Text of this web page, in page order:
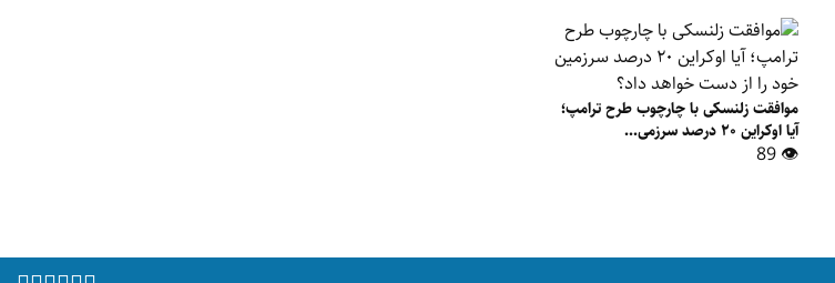
موافقت زلنسکی با چارچوب طرح ترامپ؛
آیا اوکراین ۲۰ درصد سرزمی...
👁 89